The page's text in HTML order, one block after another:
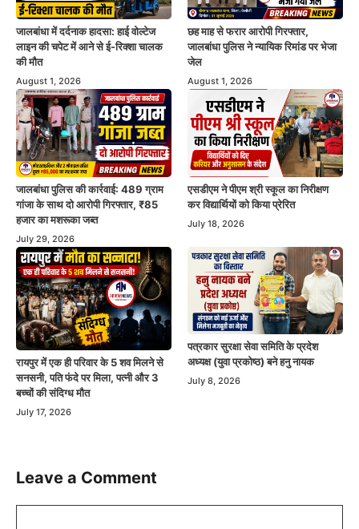
जालबांधा में दर्दनाक हादसा: हाई वोल्टेज
लाइन की चपेट में आने से ई-रिक्शा चालक
की मौत
August 1, 2026
छह माह से फरार आरोपी गिरफ्तार,
जालबांधा पुलिस ने न्यायिक रिमांड पर भेजा
जेल
August 1, 2026
जालबांधा पुलिस की कार्रवाई: 489 ग्राम
गांजा के साथ दो आरोपी गिरफ्तार, ₹85
हजार का मशरूका जब्त
July 29, 2026
एसडीएम ने पीएम श्री स्कूल का निरीक्षण
कर विद्यार्थियों को किया प्रेरित
July 18, 2026
रायपुर में एक ही परिवार के 5 शव मिलने से
सनसनी, पति फंदे पर मिला, पत्नी और 3
बच्चों की संदिग्ध मौत
July 17, 2026
पत्रकार सुरक्षा सेवा समिति के प्रदेश
अध्यक्ष (युवा प्रकोष्ठ) बने हनु नायक
July 8, 2026
Leave a Comment